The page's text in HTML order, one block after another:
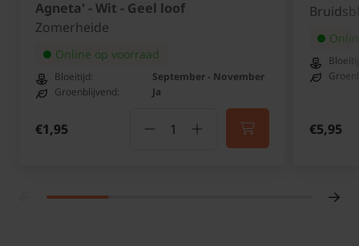
Agneta' - Wit - Geel loof
Zomerheide
Online op voorraad
Bloeitijd:
September - November
Groenblijvend:
Ja
€1,95 €5,95